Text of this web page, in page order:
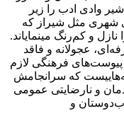
وادی ادب را زیر
شهری مثل شیراز که
نازل و کم‌رنگ‌ مینمایاند.
عجولانه و فاقد
پیوست‌های فرهنگی لازم
که سرانجامش
و نارضایتی عمومی
و